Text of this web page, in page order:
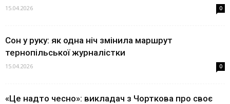
15.04.2026 0
Сон у руку: як одна ніч змінила маршрут
тернопільської журналістки
15.04.2026 0
«Це надто чесно»: викладач з Чорткова про своє